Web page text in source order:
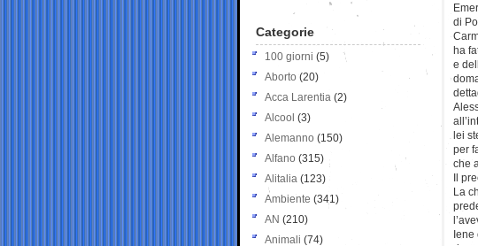
di
ha
e
lei
per
che
Il
La
Categorie
100 giorni (5)
Aborto (20)
Acca Larentia (2)
Alcool (3)
Alemanno (150)
Alfano (315)
Alitalia (123)
Ambiente (341)
AN (210)
Animali (74)